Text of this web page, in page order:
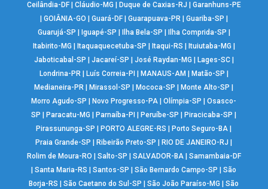
Ceilândia-DF| Cláudio-MG Duque de Caxias-RJ
Garanhuns-PE
GOIÂNIA-GO Guará-DF| Guarapuava-PR| Guariba-SP
Guarujá-SP
Iguapé-SP Ilha Bela-SP Ilha Comprida-SP
Itabirito-MG
Itaquaquecetuba-SP Itaqui-RS Ituiutaba-MG
Jaboticabal-SP
Jacareí-SP José Raydan-MG Lages-SC|
Londrina-PR| Luís Correia-PI MANAUS-AM Matão-SP
Medianeira-PR
Mirassol-SP Mococa-SP Monte Alto-SP
Morro Agudo-SP
Novo Progresso-PA |Olímpia-SP |Osasco-
SP
Paracatu-MG Parnaíba-PI Peruíbe-SP Piracicaba-SP
Pirassununga-SP
PORTO ALEGRE-RS Porto Seguro-BA
Praia Grande-SP
Ribeirão Preto-SP RIO DE JANEIRO-RJ
Rolim de Moura-RO
Salto-SP SALVADOR-BA| Samambaia-DF
|Santa Maria-RS |Santos-SP |São Bernardo Campo-SP |São
Borja-RS
|São Caetano do Sul-SP |São João Paraíso-MG |São